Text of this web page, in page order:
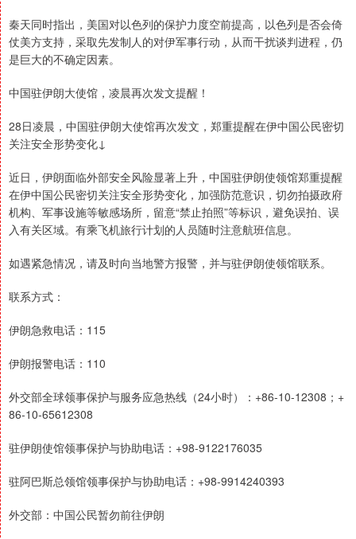
秦天同时指出，美国对以色列的保护力度空前提高，以色列是否会倚
仗美方支持，采取先发制人的对伊军事行动，从而干扰谈判进程，仍
是巨大的不确定因素。
中国驻伊朗大使馆，凌晨再次发文提醒！
28日凌晨，中国驻伊朗大使馆再次发文，郑重提醒在伊中国公民密切
关注安全形势变化↓
近日，伊朗面临外部安全风险显著上升，中国驻伊朗使领馆郑重提醒
在伊中国公民密切关注安全形势变化，加强防范意识，切勿拍摄政府
机构、军事设施等敏感场所，留意“禁止拍照”等标识，避免误拍、误
入有关区域。有乘飞机旅行计划的人员随时注意航班信息。
如遇紧急情况，请及时向当地警方报警，并与驻伊朗使领馆联系。
联系方式：
伊朗急救电话：115
伊朗报警电话：110
外交部全球领事保护与服务应急热线（24小时）：+86-10-12308；+
86-10-65612308
驻伊朗使馆领事保护与协助电话：+98-9122176035
驻阿巴斯总领馆领事保护与协助电话：+98-9914240393
外交部：中国公民暂勿前往伊朗